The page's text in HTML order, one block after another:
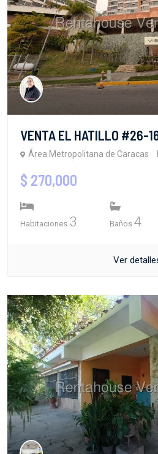
VENTA EL HATILLO #26-
Área Metropolitana de Caracas
$ 270,000
Habitaciones 3 Baños 4
Ver